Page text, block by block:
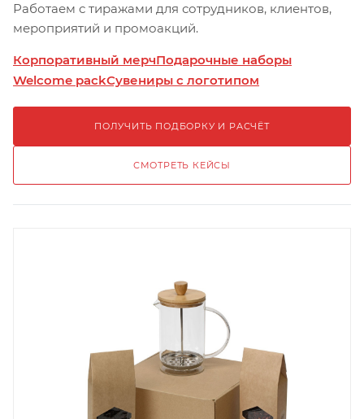
Работаем с тиражами для сотрудников, клиентов,
мероприятий и промоакций.
Корпоративный мерчПодарочные наборы
Welcome packСувениры с логотипом
ПОЛУЧИТЬ ПОДБОРКУ И РАСЧЁТ
СМОТРЕТЬ КЕЙСЫ